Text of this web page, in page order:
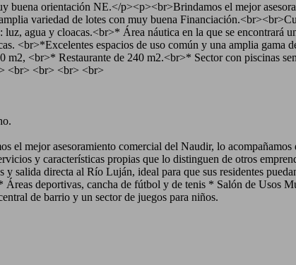
orientación NE.</p><p><br>Brindamos el mejor
variedad de lotes con muy buena
agua y cloacas.<br>* Área náutica en la que se encontrará
<br>*Excelentes espacios de uso común y una amplia
<br>* Restaurante de 240 m2.<br>* Sector con piscinas
<br> <br> <br> <br>
mejor asesoramiento comercial del Naudir, lo
y características propias que lo distinguen de otros
salida directa al Río Luján, ideal para que sus residentes
Áreas deportivas, cancha de fútbol y de tenis * Salón de Usos
de barrio y un sector de juegos para niños.